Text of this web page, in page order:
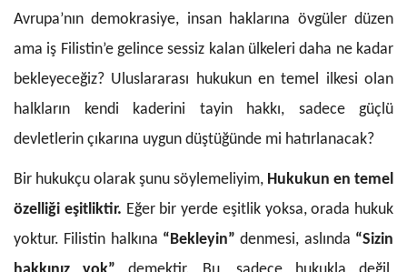
Avrupa’nın demokrasiye, insan haklarına övgüler düzen
ama iş Filistin’e gelince sessiz kalan ülkeleri daha ne kadar
bekleyeceğiz? Uluslararası hukukun en temel ilkesi olan
halkların kendi kaderini tayin hakkı, sadece güçlü
devletlerin çıkarına uygun düştüğünde mi hatırlanacak?
Bir hukukçu olarak şunu söylemeliyim, Hukukun en temel
özelliği eşitliktir. Eğer bir yerde eşitlik yoksa, orada hukuk
yoktur. Filistin halkına “Bekleyin” denmesi, aslında “Sizin